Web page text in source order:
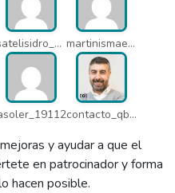
satelisidro_pt5 martinismaelima_qbd
contacto_qbw
y ayudar a que el
en patrocinador y forma
hacen posible.